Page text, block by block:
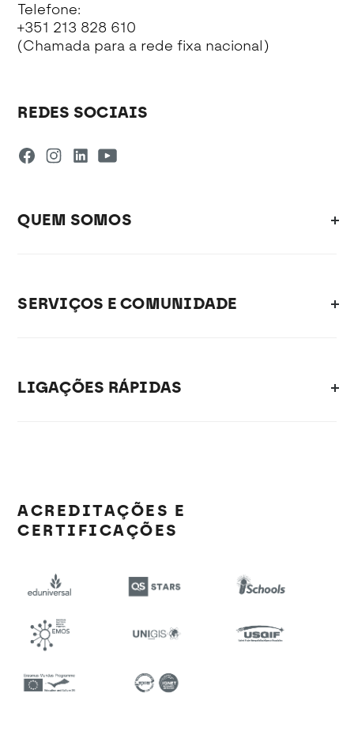
Telefone:
+351 213 828 610
(Chamada para a rede fixa nacional)
REDES SOCIAIS
QUEM SOMOS
SERVIÇOS E COMUNIDADE
LIGAÇÕES RÁPIDAS
ACREDITAÇÕES E
CERTIFICAÇÕES